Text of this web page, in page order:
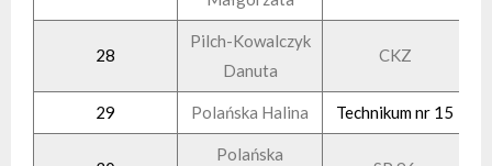
28
Pilch-Kowalczyk
Danuta
CKZ
29 Polańska Halina Technikum nr 15
Polańska